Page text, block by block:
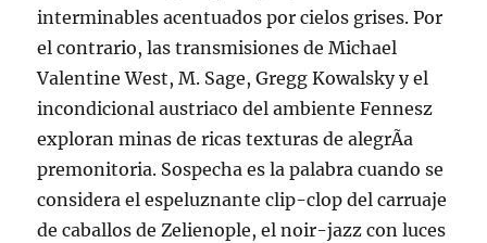
interminables acentuados por cielos grises. Por
el contrario, las transmisiones de Michael
Valentine West, M. Sage, Gregg Kowalsky y el
incondicional austriaco del ambiente Fennesz
exploran minas de ricas texturas de alegrÃ­a
premonitoria. Sospecha es la palabra cuando se
considera el espeluznante clip-clop del carruaje
de caballos de Zelienople, el noir-jazz con luces